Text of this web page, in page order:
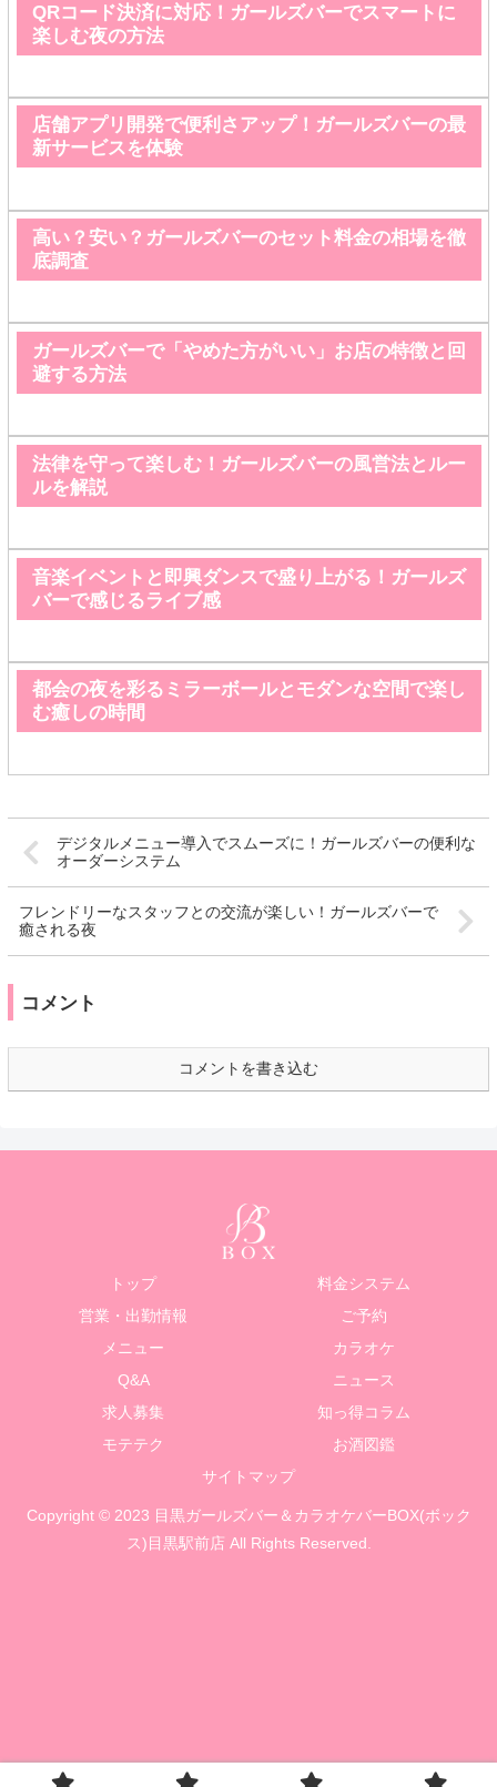
QRコード決済に対応！ガールズバーでスマートに
楽しむ夜の方法
店舗アプリ開発で便利さアップ！ガールズバーの最
新サービスを体験
高い？安い？ガールズバーのセット料金の相場を徹
底調査
ガールズバーで「やめた方がいい」お店の特徴と回
避する方法
法律を守って楽しむ！ガールズバーの風営法とルー
ルを解説
音楽イベントと即興ダンスで盛り上がる！ガールズ
バーで感じるライブ感
都会の夜を彩るミラーボールとモダンな空間で楽し
む癒しの時間
デジタルメニュー導入でスムーズに！ガールズバーの便利な
オーダーシステム
フレンドリーなスタッフとの交流が楽しい！ガールズバーで
癒される夜
コメント
コメントを書き込む
トップ
料金システム
営業・出勤情報
ご予約
メニュー
カラオケ
Q&A
ニュース
求人募集
知っ得コラム
モテテク
お酒図鑑
サイトマップ
Copyright © 2023 目黒ガールズバー＆カラオケバーBOX(ボック
ス)目黒駅前店 All Rights Reserved.